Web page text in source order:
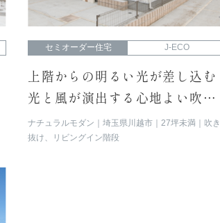
セミオーダー住宅 J-ECO
上階からの明るい光が差し込む
光と風が演出する心地よい吹抜
け空間
ナチュラルモダン 埼玉県川越市 27坪未満
吹き
抜け、リビングイン階段